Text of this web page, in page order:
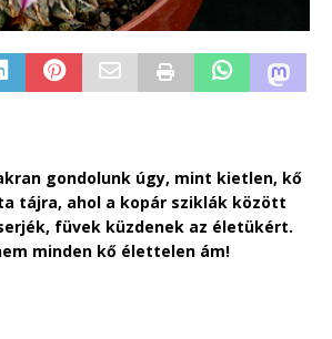
gondolunk úgy, mint kietlen, kő
tájra, ahol a kopár sziklák között
füvek küzdenek az életükért.
minden kő élettelen ám!